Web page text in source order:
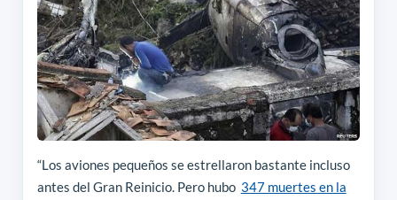
“Los aviones pequeños se estrellaron bastante incluso
antes del Gran Reinicio. Pero hubo 347 muertes en la